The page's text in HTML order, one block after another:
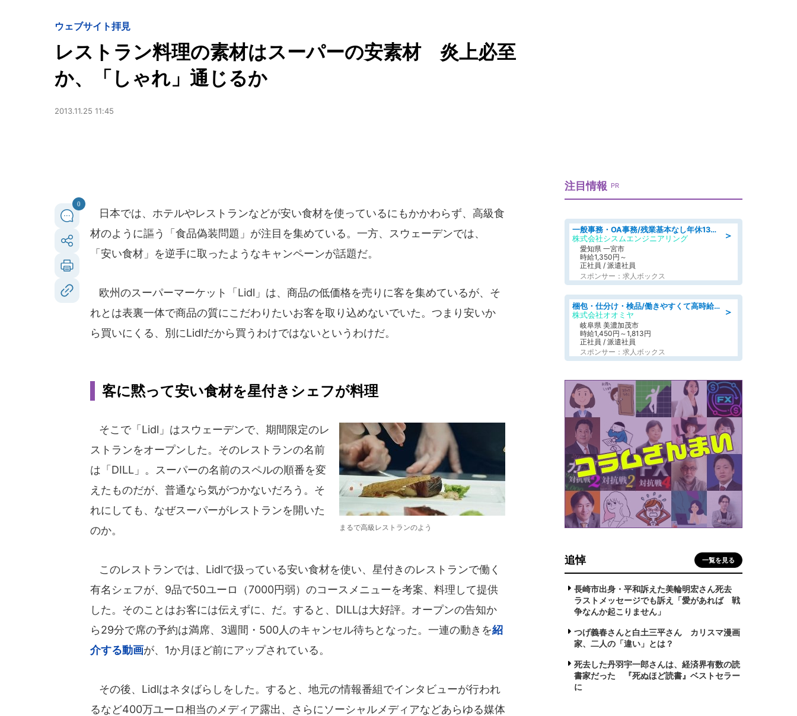
ウェブサイト拝見
レストラン料理の素材はスーパーの安素材 炎上必至
か、「しゃれ」通じるか
2013.11.25 11:45
0
日本では、ホテルやレストランなどが安い食材を使っているにもかかわらず、高級食
材のように謳う「食品偽装問題」が注目を集めている。一方、スウェーデンでは、
「安い食材」を逆手に取ったようなキャンペーンが話題だ。
欧州のスーパーマーケット「Lidl」は、商品の低価格を売りに客を集めているが、そ
れとは表裏一体で商品の質にこだわりたいお客を取り込めないでいた。つまり安いか
ら買いにくる、別にLidlだから買うわけではないというわけだ。
客に黙って安い食材を星付きシェフが料理
まるで高級レストランのよう
そこで「Lidl」はスウェーデンで、期間限定のレ
ストランをオープンした。そのレストランの名前
は「DILL」。スーパーの名前のスペルの順番を変
えたものだが、普通なら気がつかないだろう。そ
れにしても、なぜスーパーがレストランを開いた
のか。
このレストランでは、Lidlで扱っている安い食材を使い、星付きのレストランで働く
有名シェフが、9品で50ユーロ（7000円弱）のコースメニューを考案、料理して提供
した。そのことはお客には伝えずに、だ。すると、DILLは大好評。オープンの告知か
ら29分で席の予約は満席、3週間・500人のキャンセル待ちとなった。一連の動きを紹
介する動画が、1か月ほど前にアップされている。
その後、Lidlはネタばらしをした。すると、地元の情報番組でインタビューが行われ
るなど400万ユーロ相当のメディア露出、さらにソーシャルメディアなどあらゆる媒体
注目情報 PR
＞
一般事務・OA事務/残業基本なし年休130日社保完備の一般・調達事務
株式会社シスムエンジニアリング
愛知県 一宮市
時給1,350円～
正社員 / 派遣社員
スポンサー：求人ボックス
＞
梱包・仕分け・検品/働きやすくて高時給の仕分け作業長期休暇充実/残業なし
株式会社オオミヤ
岐阜県 美濃加茂市
時給1,450円～1,813円
正社員 / 派遣社員
スポンサー：求人ボックス
追悼 一覧を見る
長崎市出身・平和訴えた美輪明宏さん死去
ラストメッセージでも訴え「愛があれば 戦
争なんか起こりません」
つげ義春さんと白土三平さん カリスマ漫画
家、二人の「違い」とは？
死去した丹羽宇一郎さんは、経済界有数の読
書家だった 『死ぬほど読書』ベストセラー
に